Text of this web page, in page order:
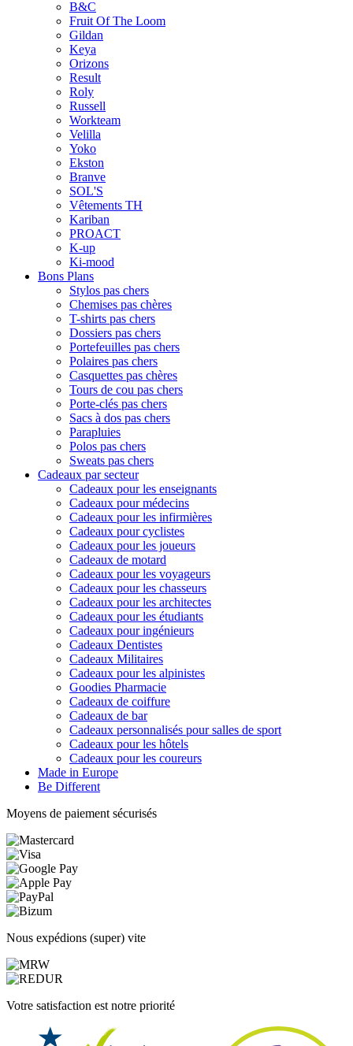
B&C
Fruit Of The Loom
Gildan
Keya
Orizons
Result
Roly
Russell
Workteam
Velilla
Yoko
Ekston
Branve
SOL'S
Vêtements TH
Kariban
PROACT
K-up
Ki-mood
Bons Plans
Stylos pas chers
Chemises pas chères
T-shirts pas chers
Dossiers pas chers
Portefeuilles pas chers
Polaires pas chers
Casquettes pas chères
Tours de cou pas chers
Porte-clés pas chers
Sacs à dos pas chers
Parapluies
Polos pas chers
Sweats pas chers
Cadeaux par secteur
Cadeaux pour les enseignants
Cadeaux pour médecins
Cadeaux pour les infirmières
Cadeaux pour cyclistes
Cadeaux pour les joueurs
Cadeaux de motard
Cadeaux pour les voyageurs
Cadeaux pour les chasseurs
Cadeaux pour les architectes
Cadeaux pour les étudiants
Cadeaux pour ingénieurs
Cadeaux Dentistes
Cadeaux Militaires
Cadeaux pour les alpinistes
Goodies Pharmacie
Cadeaux de coiffure
Cadeaux de bar
Cadeaux personnalisés pour salles de sport
Cadeaux pour les hôtels
Cadeaux pour les coureurs
Made in Europe
Be Different
Moyens de paiement sécurisés
Nous expédions (super) vite
Votre satisfaction est notre priorité